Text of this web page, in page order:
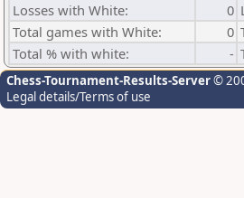
Losses with White:
0
Total games with White:
0
Total % with white:
-
Chess-Tournament-Results-Server©
Legal details/Terms of use